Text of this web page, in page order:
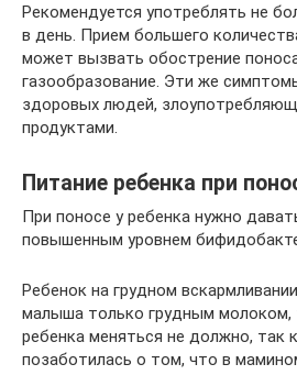
Рекомендуется употреблять не
в день. Прием большего
может вызвать обострение
газообразование. Эти же
здоровых людей,
продуктами.
Питание ребенка при
При поносе у ребенка нужно
повышенным уровнем
Ребенок на грудном
малыша только грудным молоком,
ребенка меняться не должно, так
позаботилась о том, что в